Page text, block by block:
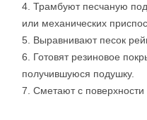
4. Трамбуют песчаную
или механических
5. Выравнивают песок
6. Готовят резиновое
получившуюся подушку.
7. Сметают с поверхности